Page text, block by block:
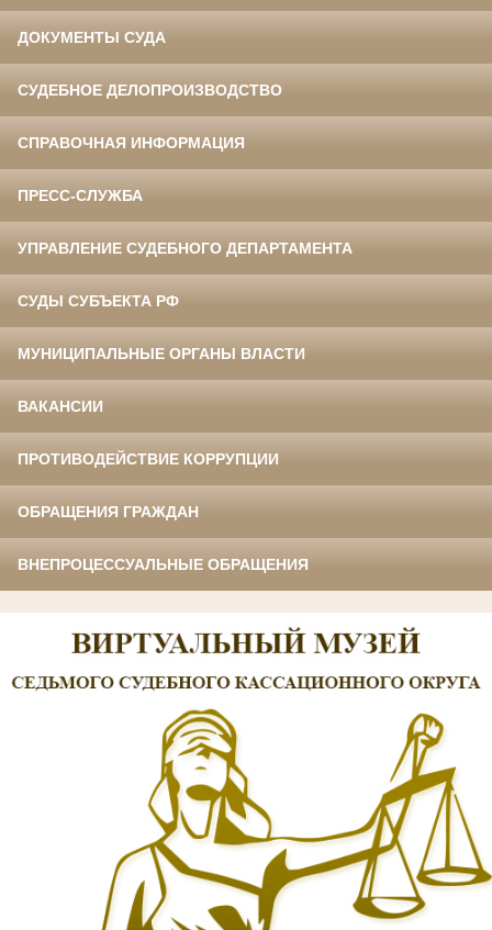
ДОКУМЕНТЫ СУДА
СУДЕБНОЕ ДЕЛОПРОИЗВОДСТВО
СПРАВОЧНАЯ ИНФОРМАЦИЯ
ПРЕСС-СЛУЖБА
УПРАВЛЕНИЕ СУДЕБНОГО ДЕПАРТАМЕНТА
СУДЫ СУБЪЕКТА РФ
МУНИЦИПАЛЬНЫЕ ОРГАНЫ ВЛАСТИ
ВАКАНСИИ
ПРОТИВОДЕЙСТВИЕ КОРРУПЦИИ
ОБРАЩЕНИЯ ГРАЖДАН
ВНЕПРОЦЕССУАЛЬНЫЕ ОБРАЩЕНИЯ